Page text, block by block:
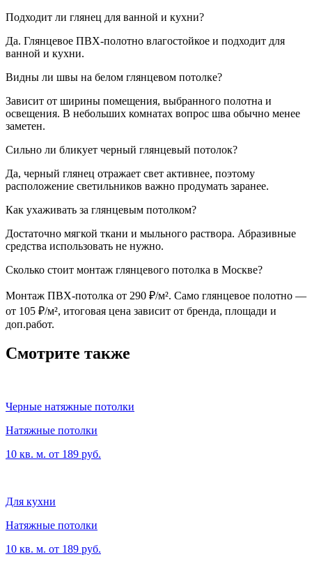
Подходит ли глянец для ванной и кухни?
Да. Глянцевое ПВХ-полотно влагостойкое и подходит для
ванной и кухни.
Видны ли швы на белом глянцевом потолке?
Зависит от ширины помещения, выбранного полотна и
освещения. В небольших комнатах вопрос шва обычно менее
заметен.
Сильно ли бликует черный глянцевый потолок?
Да, черный глянец отражает свет активнее, поэтому
расположение светильников важно продумать заранее.
Как ухаживать за глянцевым потолком?
Достаточно мягкой ткани и мыльного раствора. Абразивные
средства использовать не нужно.
Сколько стоит монтаж глянцевого потолка в Москве?
Монтаж ПВХ-потолка от 290 ₽/м². Само глянцевое полотно —
от 105 ₽/м², итоговая цена зависит от бренда, площади и
доп.работ.
Смотрите также
Черные натяжные потолки
Натяжные потолки
10 кв. м. от 189 руб.
Для кухни
Натяжные потолки
10 кв. м. от 189 руб.